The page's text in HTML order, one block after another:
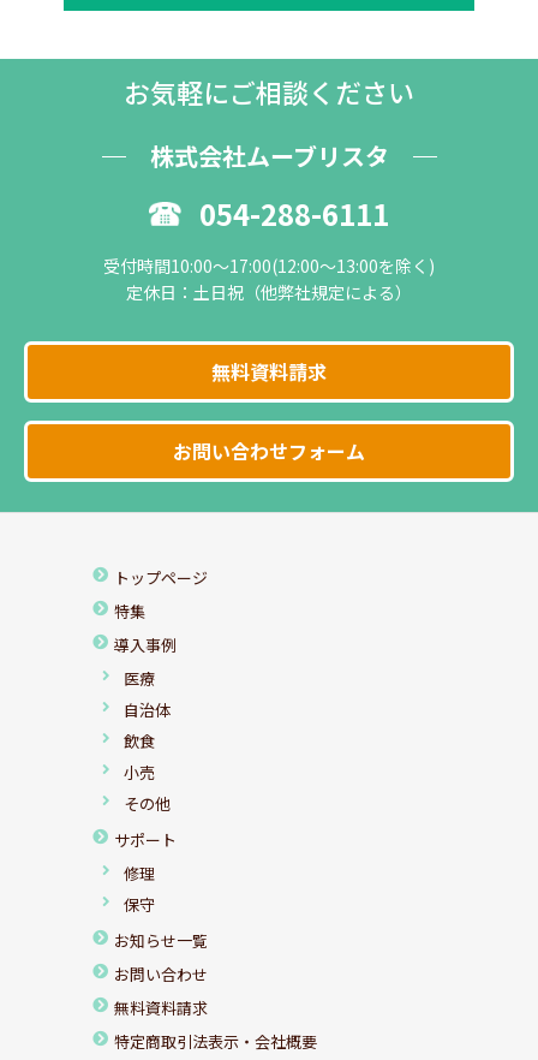
お気軽にご相談ください
株式会社ムーブリスタ
054-288-6111
受付時間10:00～17:00(12:00～13:00を除く)
定休日：土日祝（他弊社規定による）
無料資料請求
お問い合わせフォーム
トップページ
特集
導入事例
医療
自治体
飲食
小売
その他
サポート
修理
保守
お知らせ一覧
お問い合わせ
無料資料請求
特定商取引法表示・会社概要